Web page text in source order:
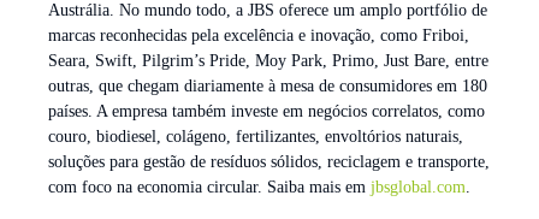
Austrália. No mundo todo, a JBS oferece um amplo portfólio de
marcas reconhecidas pela excelência e inovação, como Friboi,
Seara, Swift, Pilgrim’s Pride, Moy Park, Primo, Just Bare, entre
outras, que chegam diariamente à mesa de consumidores em 180
países. A empresa também investe em negócios correlatos, como
couro, biodiesel, colágeno, fertilizantes, envoltórios naturais,
soluções para gestão de resíduos sólidos, reciclagem e transporte,
com foco na economia circular. Saiba mais em jbsglobal.com